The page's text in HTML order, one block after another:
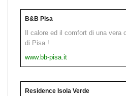
B&B Pisa
Il calore ed il comfort di una
di Pisa !
www.bb-pisa.it
Residence Isola Verde